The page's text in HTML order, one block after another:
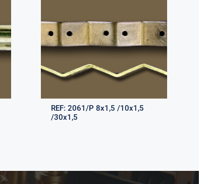
REF: 2061/P 8x1,5 /10x1,5
/30x1,5